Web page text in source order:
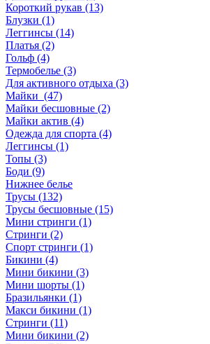
Короткий рукав (13)
Блузки (1)
Леггинсы (14)
Платья (2)
Гольф (4)
Термобелье (3)
Для активного отдыха (3)
Майки (47)
Майки бесшовные (2)
Майки актив (4)
Одежда для спорта (4)
Леггинсы (1)
Топы (3)
Боди (9)
Нижнее белье
Трусы (132)
Трусы бесшовные (15)
Мини стринги (1)
Стринги (2)
Спорт стринги (1)
Бикини (4)
Мини бикини (3)
Мини шорты (1)
Бразильянки (1)
Макси бикини (1)
Стринги (11)
Мини бикини (2)